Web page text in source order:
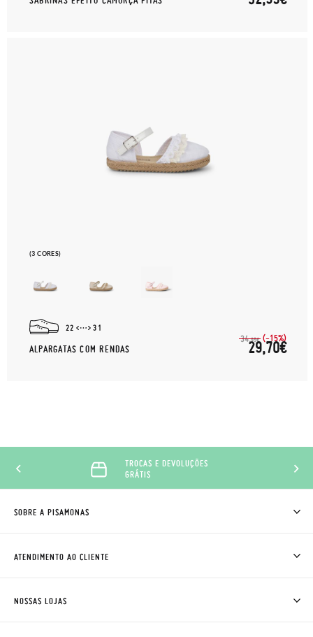
(3 CORES)
22 31
ALPARGATAS COM RENDAS
34,95€ (-15%)
29,70€
TROCAS E DEVOLUÇÕES
GRÁTIS
SOBRE A PISAMONAS
ATENDIMENTO AO CLIENTE
NOSSAS LOJAS